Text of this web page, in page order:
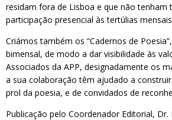
residam fora de Lisboa e que não tenham
participação presencial às tertúlias
Criámos também os “Cadernos de
bimensal, de modo a dar visibilidade às
Associados da APP, designadamente os
a sua colaboração têm ajudado a
prol da poesia, e de convidados de
Publicação pelo Coordenador Editorial,